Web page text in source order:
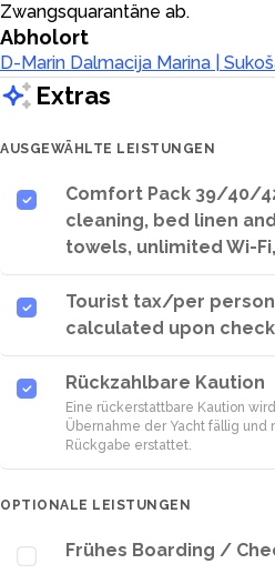
Zwangsquarantäne ab.
Abholort
D-Marin Dalmacija Marina |
Extras
AUSGEWÄHLTE LEISTUNGEN
Comfort Pack 39/40/
cleaning, bed linen and
towels, unlimited Wi-
Tourist tax/per
calculated upon
Rückzahlbare Kaution
Eine rückerstattbare Kaution
Übernahme der Yacht fällig und
Rückgabe erstattet.
OPTIONALE LEISTUNGEN
Frühes Boarding /